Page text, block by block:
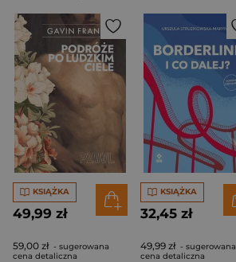
KSIĄŻKA
49,99 zł
59,00 zł - sugerowana
cena detaliczna
KSIĄŻKA
32,45 zł
49,99 zł - sugerowana
cena detaliczna